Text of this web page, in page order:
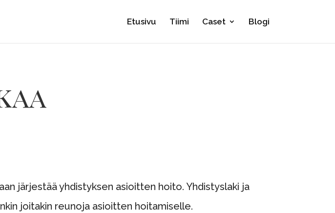
Etusivu Tiimi Caset Blogi
järjestää yhdistyksen asioitten hoito. Yhdistyslaki ja
joitakin reunoja asioitten hoitamiselle.